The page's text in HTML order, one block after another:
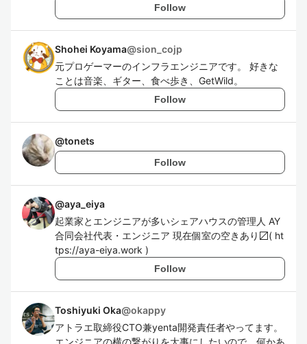
Follow
Shohei Koyama@sion_cojp
元プロゲーマーのインフラエンジニアです。 好きな
ことは音楽、ギター、食べ歩き、GetWild。
Follow
@tonets
Follow
@aya_eiya
起業家とエンジニアが多いシェアハウスの管理人 AY
合同会社代表・エンジニア 現在個室の空きあり〼( ht
tps://aya-eiya.work )
Follow
Toshiyuki Oka@okappy
アトラエ取締役CTO兼yenta開発責任者やってます。
エンジニアの横の繋がりを大事にしたいので、何かあ